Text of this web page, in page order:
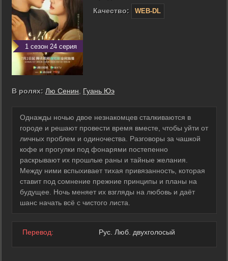
1 сезон 24 серия
Качество:
WEB-DL
В ролях: Лю Сенин Гуань Юэ
Однажды ночью двое незнакомцев сталкиваются в
городе и решают провести время вместе, чтобы уйти от
личных проблем и одиночества. Разговоры за чашкой
кофе и прогулки под фонарями постепенно
раскрывают их прошлые раны и тайные желания.
Между ними вспыхивает тихая привязанность, которая
ставит под сомнение прежние принципы и планы на
будущее. Ночь меняет их взгляды на любовь и даёт
шанс начать всё с чистого листа.
Перевод: Рус. Люб. двухголосый